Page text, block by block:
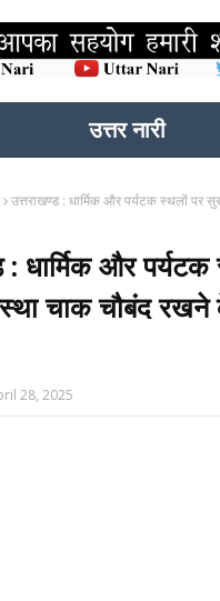
उत्तर नारी
उत्तराखण्ड : धार्मिक और पर्यटक स्थलों पर
: धार्मिक और
चाक चौबंद
28, 2025